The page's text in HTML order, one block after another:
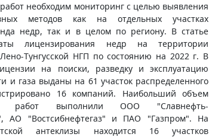
необходим мониторинг с целью выявления
методов как на отдельных участках
недр, так и в целом по региону. В статье
лицензирования недр на территории
Тунгусской НГП по состоянию на 2022 г. В
на поиски, разведку и эксплуатацию
и газа выданы на 61 участок распределенного
16 компаний. Наибольший объем
работ выполнили ООО "Славнефть-
АО "Востсибнефтегаз" и ПАО "Газпром". На
антеклизы находится 16 участков